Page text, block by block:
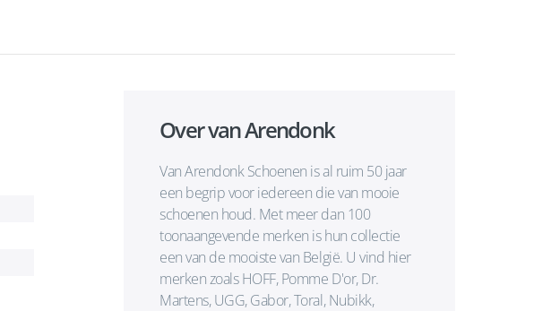
Over van Arendonk
Van Arendonk Schoenen is al ruim 50 jaar
een begrip voor iedereen die van mooie
schoenen houd. Met meer dan 100
toonaangevende merken is hun collectie
een van de mooiste van België. U vind hier
merken zoals HOFF, Pomme D'or, Dr.
Martens, UGG, Gabor, Toral, Nubikk,